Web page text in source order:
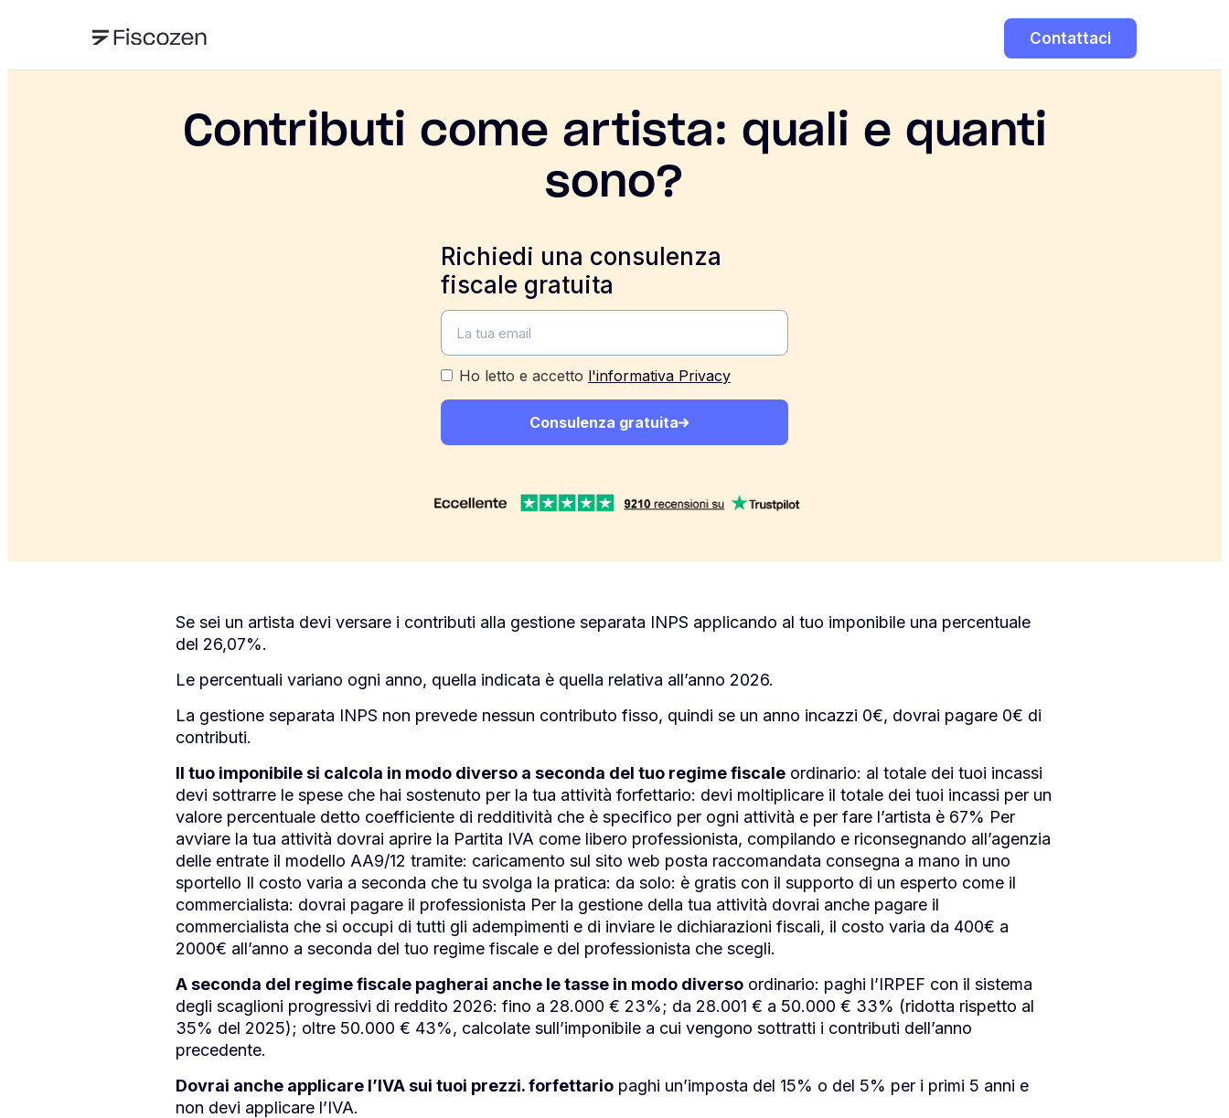
Contattaci
Contributi come artista: quali e quanti
sono?
Richiedi una consulenza
fiscale gratuita
Ho letto e accetto l'informativa Privacy
Consulenza gratuita
Se sei un artista devi versare i contributi alla gestione separata INPS applicando al tuo imponibile una percentuale
del 26,07%.
Le percentuali variano ogni anno, quella indicata è quella relativa all’anno 2026.
La gestione separata INPS non prevede nessun contributo fisso, quindi se un anno incazzi 0€, dovrai pagare 0€ di
contributi.
Il tuo imponibile si calcola in modo diverso a seconda del tuo regime fiscale ordinario: al totale dei tuoi incassi
devi sottrarre le spese che hai sostenuto per la tua attività forfettario: devi moltiplicare il totale dei tuoi incassi per un
valore percentuale detto coefficiente di redditività che è specifico per ogni attività e per fare l’artista è 67% Per
avviare la tua attività dovrai aprire la Partita IVA come libero professionista, compilando e riconsegnando all’agenzia
delle entrate il modello AA9/12 tramite: caricamento sul sito web posta raccomandata consegna a mano in uno
sportello Il costo varia a seconda che tu svolga la pratica: da solo: è gratis con il supporto di un esperto come il
commercialista: dovrai pagare il professionista Per la gestione della tua attività dovrai anche pagare il
commercialista che si occupi di tutti gli adempimenti e di inviare le dichiarazioni fiscali, il costo varia da 400€ a
2000€ all’anno a seconda del tuo regime fiscale e del professionista che scegli.
A seconda del regime fiscale pagherai anche le tasse in modo diverso ordinario: paghi l’IRPEF con il sistema
degli scaglioni progressivi di reddito 2026: fino a 28.000 € 23%; da 28.001 € a 50.000 € 33% (ridotta rispetto al
35% del 2025); oltre 50.000 € 43%, calcolate sull’imponibile a cui vengono sottratti i contributi dell’anno
precedente.
Dovrai anche applicare l’IVA sui tuoi prezzi. forfettario paghi un’imposta del 15% o del 5% per i primi 5 anni e
non devi applicare l’IVA.